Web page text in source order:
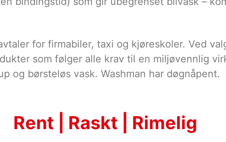
for firmabiler, taxi og kjøreskoler. Ved
som følger alle krav til en miljøvennlig
og børsteløs vask. Washman har døgnåpent.
Rent | Raskt | Rimelig